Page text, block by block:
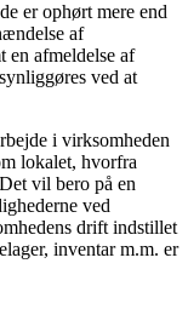
er ophørt mere end
af
en afmeldelse af
ved at
i virksomheden
lokalet, hvorfra
vil bero på en
ved
drift indstillet
inventar m.m. er